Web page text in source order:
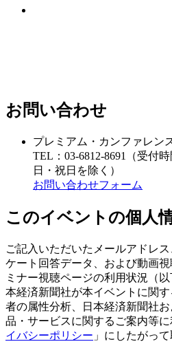
お問い合わせ
プレミアム・カンファレン
TEL：03-6812-8691（受付
日・祝日を除く）
お問い合わせフォーム
このイベントの個人
ご記入いただいたメールアドレ
ケート回答データ、および動画
ミナー視聴ページの利用状況（
本経済新聞社が本イベントに関
者の属性分析、日本経済新聞社
品・サービスに関するご案内等に
イバシーポリシー 」にしたがっ